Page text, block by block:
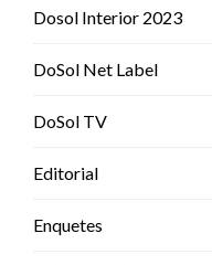
Dosol Interior 2023
DoSol Net Label
DoSol TV
Editorial
Enquetes